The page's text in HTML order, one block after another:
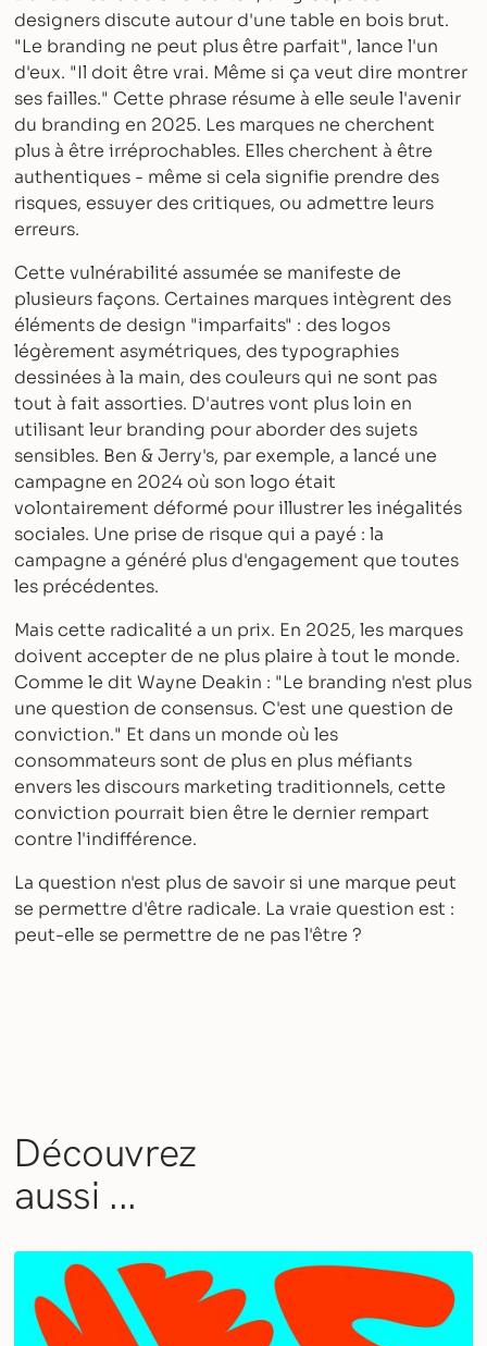
designers discute autour d'une table en bois brut.
"Le branding ne peut plus être parfait", lance l'un
d'eux. "Il doit être vrai. Même si ça veut dire montrer
ses failles." Cette phrase résume à elle seule l'avenir
du branding en 2025. Les marques ne cherchent
plus à être irréprochables. Elles cherchent à être
authentiques - même si cela signifie prendre des
risques, essuyer des critiques, ou admettre leurs
erreurs.
Cette vulnérabilité assumée se manifeste de
plusieurs façons. Certaines marques intègrent des
éléments de design "imparfaits" : des logos
légèrement asymétriques, des typographies
dessinées à la main, des couleurs qui ne sont pas
tout à fait assorties. D'autres vont plus loin en
utilisant leur branding pour aborder des sujets
sensibles. Ben & Jerry's, par exemple, a lancé une
campagne en 2024 où son logo était
volontairement déformé pour illustrer les inégalités
sociales. Une prise de risque qui a payé : la
campagne a généré plus d'engagement que toutes
les précédentes.
Mais cette radicalité a un prix. En 2025, les marques
doivent accepter de ne plus plaire à tout le monde.
Comme le dit Wayne Deakin : "Le branding n'est plus
une question de consensus. C'est une question de
conviction." Et dans un monde où les
consommateurs sont de plus en plus méfiants
envers les discours marketing traditionnels, cette
conviction pourrait bien être le dernier rempart
contre l'indifférence.
La question n'est plus de savoir si une marque peut
se permettre d'être radicale. La vraie question est :
peut-elle se permettre de ne pas l'être ?
Découvrez
aussi ...